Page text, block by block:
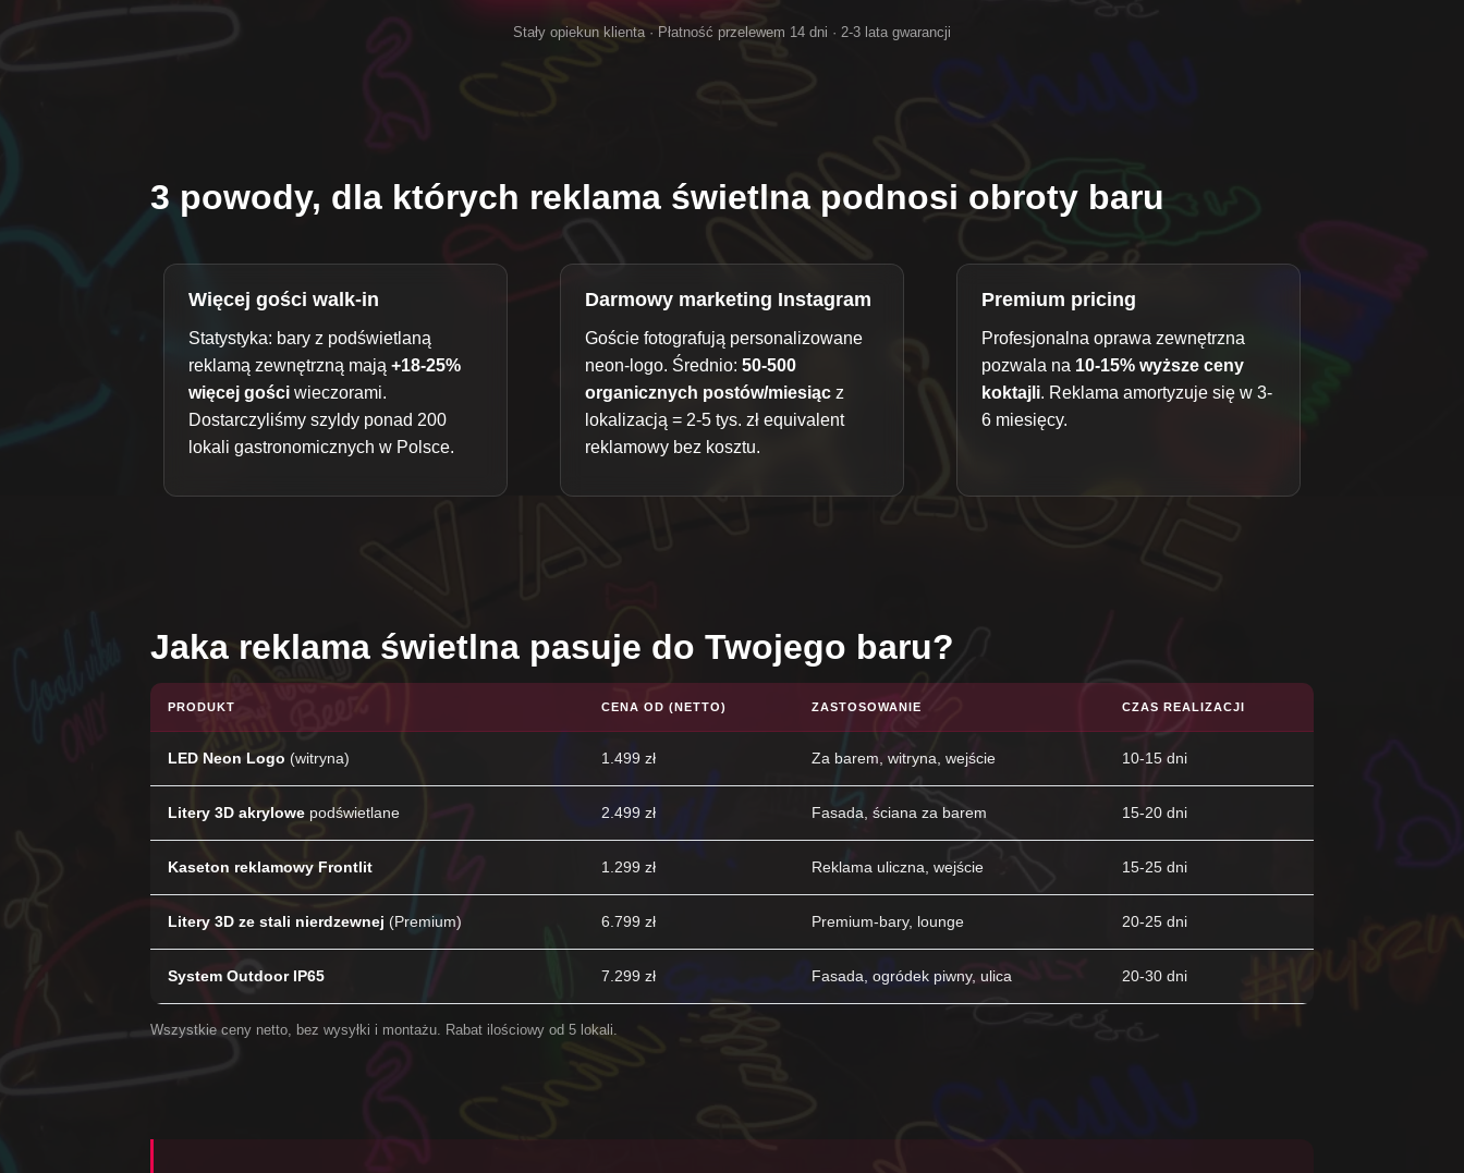
Stały opiekun klienta · Płatność przelewem 14 dni · 2-3 lata gwarancji
3 powody, dla których reklama świetlna podnosi obroty baru
Więcej gości walk-in
Statystyka: bary z podświetlaną
reklamą zewnętrzną mają +18-25%
więcej gości wieczorami.
Dostarczyliśmy szyldy ponad 200
lokali gastronomicznych w Polsce.
Darmowy marketing Instagram
Goście fotografują personalizowane
neon-logo. Średnio: 50-500
organicznych postów/miesiąc z
lokalizacją = 2-5 tys. zł equivalent
reklamowy bez kosztu.
Premium pricing
Profesjonalna oprawa zewnętrzna
pozwala na 10-15% wyższe ceny
koktajli. Reklama amortyzuje się w 3-
6 miesięcy.
Jaka reklama świetlna pasuje do Twojego baru?
PRODUKT CENA OD (NETTO) ZASTOSOWANIE CZAS REALIZACJI
LED Neon Logo (witryna) 1.499 zł Za barem, witryna, wejście 10-15 dni
Litery 3D akrylowe podświetlane 2.499 zł Fasada, ściana za barem 15-20 dni
Kaseton reklamowy Frontlit 1.299 zł Reklama uliczna, wejście 15-25 dni
Litery 3D ze stali nierdzewnej (Premium) 6.799 zł Premium-bary, lounge 20-25 dni
System Outdoor IP65 7.299 zł Fasada, ogródek piwny, ulica 20-30 dni
Wszystkie ceny netto, bez wysyłki i montażu. Rabat ilościowy od 5 lokali.